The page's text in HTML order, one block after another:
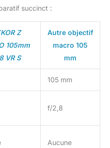
succinct :
Z
105mm
VR S
Autre objectif
macro 105
mm
105 mm
f/2,8
Aucune